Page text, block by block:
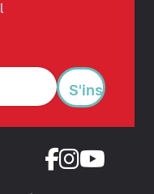
S'inscrire